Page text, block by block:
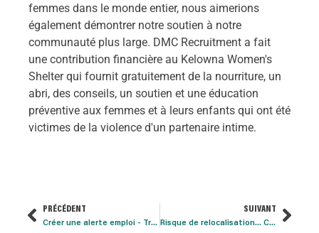
femmes dans le monde entier, nous aimerions
également démontrer notre soutien à notre
communauté plus large. DMC Recruitment a fait
une contribution financière au Kelowna Women's
Shelter qui fournit gratuitement de la nourriture, un
abri, des conseils, un soutien et une éducation
préventive aux femmes et à leurs enfants qui ont été
victimes de la violence d'un partenaire intime.
PRÉCÉDENT
Créer une alerte emploi - Travailler avec DMC Recruitment
SUIVANT
Risque de relocalisation... Cela en vaut-il la peine ? Par Mike Houston